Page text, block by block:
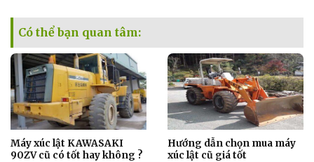
Có thể bạn quan tâm:
Máy xúc lật KAWASAKI
90ZV cũ có tốt hay không ?
Hướng dẫn chọn mua máy
xúc lật cũ giá tốt